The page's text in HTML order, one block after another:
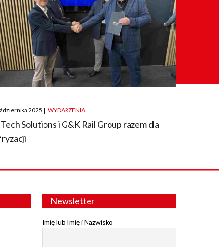
2025 | WYDARZENIA
Tech Solutions i G&K Rail Group razem dla
Newsletter
Imię lub Imię i Nazwisko